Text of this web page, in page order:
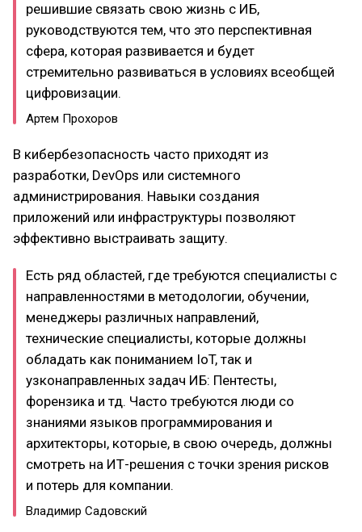
решившие связать свою жизнь с ИБ,
руководствуются тем, что это перспективная
сфера, которая развивается и будет
стремительно развиваться в условиях всеобщей
цифровизации.
Артем Прохоров
В кибербезопасность часто приходят из
разработки, DevOps или системного
администрирования. Навыки создания
приложений или инфраструктуры позволяют
эффективно выстраивать защиту.
Есть ряд областей, где требуются специалисты с
направленностями в методологии, обучении,
менеджеры различных направлений,
технические специалисты, которые должны
обладать как пониманием IoT, так и
узконаправленных задач ИБ: Пентесты,
форензика и тд. Часто требуются люди со
знаниями языков программирования и
архитекторы, которые, в свою очередь, должны
смотреть на ИТ-решения с точки зрения рисков
и потерь для компании.
Владимир Садовский